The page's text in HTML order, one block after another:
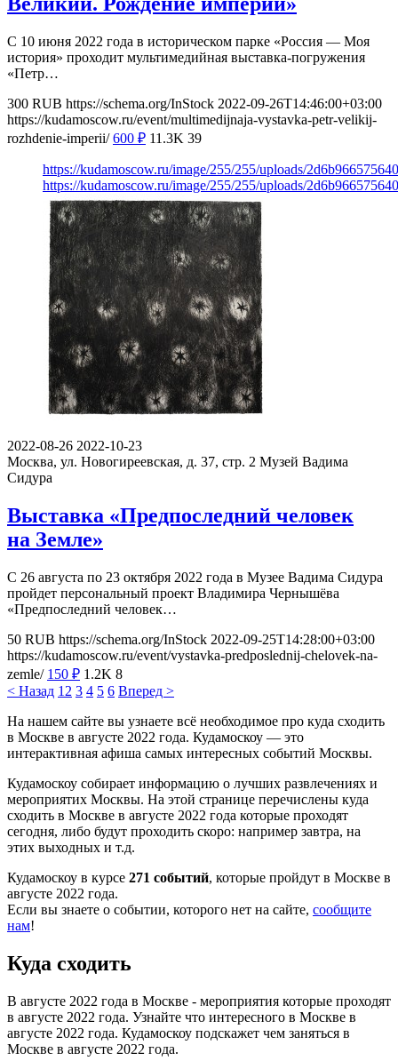
С 10 июня 2022 года в историческом парке «Россия — Моя
история» проходит мультимедийная выставка-погружения
«Петр…
300 RUB https://schema.org/InStock 2022-09-26T14:46:00+03:00
https://kudamoscow.ru/event/multimedijnaja-vystavka-petr-velikij-
rozhdenie-imperii/ 600 ₽ 11.3K 39
https://kudamoscow.ru/image/255/255/uploads/
https://kudamoscow.ru/image/255/255/uploads/
2022-08-26 2022-10-23
Москва, ул. Новогиреевская, д. 37, стр. 2 Музей Вадима
Сидура
Выставка «Предпоследний человек
на Земле»
С 26 августа по 23 октября 2022 года в Музее Вадима Сидура
пройдет персональный проект Владимира Чернышёва
«Предпоследний человек…
50 RUB https://schema.org/InStock 2022-09-25T14:28:00+03:00
https://kudamoscow.ru/event/vystavka-predposlednij-chelovek-na-
zemle/ 150 ₽ 1.2K 8
< Назад 1 2 3 4 5 6 Вперед >
На нашем сайте вы узнаете всё необходимое про куда сходить
в Москве в августе 2022 года. Кудамоскоу — это
интерактивная афиша самых интересных событий Москвы.
Кудамоскоу собирает информацию о лучших развлечениях и
мероприятих Москвы. На этой странице перечислены куда
сходить в Москве в августе 2022 года которые проходят
сегодня, либо будут проходить скоро: например завтра, на
этих выходных и т.д.
Кудамоскоу в курсе 271 событий, которые пройдут в Москве в
августе 2022 года.
Если вы знаете о событии, которого нет на сайте, сообщите
нам!
Куда сходить
В августе 2022 года в Москве - мероприятия которые проходят
в августе 2022 года. Узнайте что интересного в Москве в
августе 2022 года. Кудамоскоу подскажет чем заняться в
Москве в августе 2022 года.